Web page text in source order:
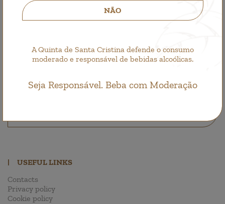
NÃO
A Quinta de Santa Cristina defende o consumo
moderado e responsável de bebidas alcoólicas.
Seja Responsável. Beba com Moderação
Order now!
|
USEFUL LINKS
Contacts
Privacy policy
Cookie policy